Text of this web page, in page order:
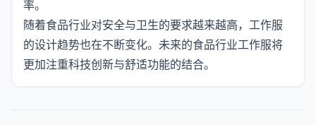
率。
随着食品行业对安全与卫生的要求越来越高，工作服
的设计趋势也在不断变化。未来的食品行业工作服将
更加注重科技创新与舒适功能的结合。